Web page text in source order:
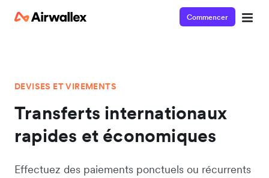
Commencer
DEVISES ET VIREMENTS
Transferts internationaux
rapides et économiques
Effectuez des paiements ponctuels ou récurrents